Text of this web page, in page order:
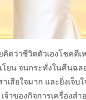
ดว่าชีวิตตัวเองโชคดีเ
ยน จนกระทั่งในคืนฉล
สียใจมาก และยิ่งเจ็บ
เจ้าของกิจการเครื่องส